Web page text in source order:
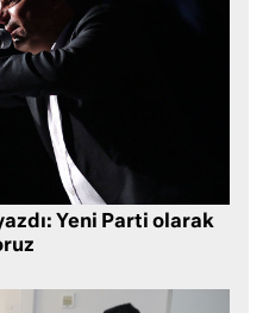
Yeni Parti olarak